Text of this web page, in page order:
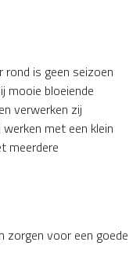
rond is geen seizoen
mooie bloeiende
verwerken zij
met een klein
meerdere
zorgen voor een goede